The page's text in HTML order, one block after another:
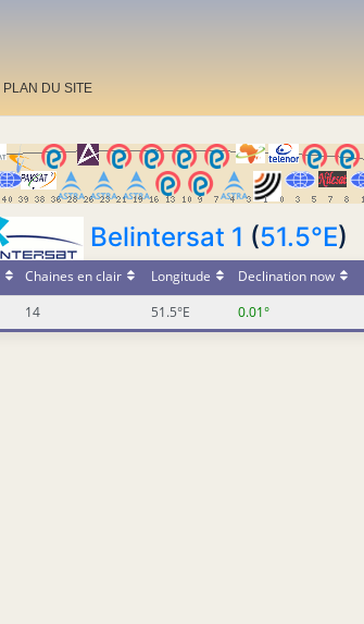
PLAN DU SITE
Belintersat 1 (51.5°E)
Chaines en clair Longitude Declination now
14 51.5°E 0.01°